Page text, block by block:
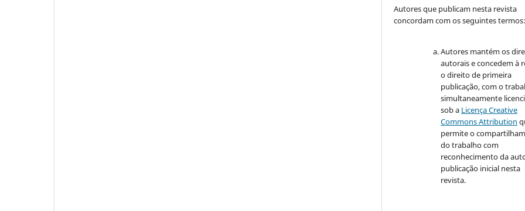
Autores que publicam nesta revista
concordam com os seguintes termos:
Autores mantém os
autorais e concedem à
o direito de primeira
publicação, com o
simultaneamente
sob a Licença Creative
Commons Attribution
permite o
do trabalho com
reconhecimento da
publicação inicial nesta
revista.